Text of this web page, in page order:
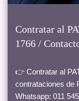
Contratar al
1766 /
👉 Contratar al
contrataciones de
Whatsapp: 011